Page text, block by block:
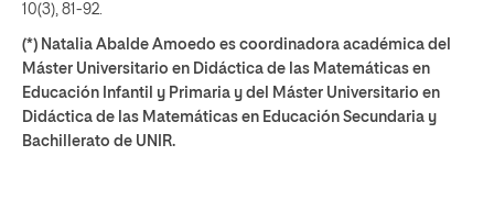
10(3), 81-92.
(*) Natalia Abalde Amoedo es coordinadora académica del
Máster Universitario en Didáctica de las Matemáticas en
Educación Infantil y Primaria y del Máster Universitario en
Didáctica de las Matemáticas en Educación Secundaria y
Bachillerato de UNIR.